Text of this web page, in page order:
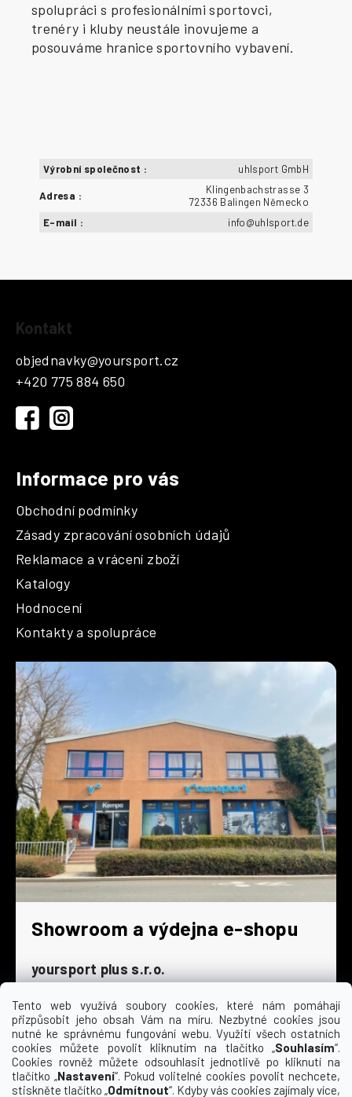
Tento web využívá soubory cookies, které nám pomáhají
přizpůsobit jeho obsah Vám na míru. Nezbytné cookies jsou
nutné ke správnému fungování webu. Využití všech ostatních
cookies můžete povolit kliknutím na tlačítko „Souhlasím“.
Cookies rovněž můžete odsouhlasit jednotlivě po kliknutí na
tlačítko „Nastavení“. Pokud volitelné cookies povolit nechcete,
stiskněte tlačítko „Odmítnout“. Kdyby vás cookies zajímaly více,
spolupráci s profesionálními sportovci,
trenéry i kluby neustále inovujeme a
posouváme hranice sportovního vybavení.
Výrobní společnost : uhlsport GmbH
Adresa :
Klingenbachstrasse 3
72336 Balingen Německo
E-mail : info@uhlsport.de
Kontakt
objednavky@yoursport.cz
+420 775 884 650
Informace pro vás
Obchodní podmínky
Zásady zpracování osobních údajů
Reklamace a vrácení zboží
Katalogy
Hodnocení
Kontakty a spolupráce
Showroom a výdejna e-shopu
yoursport plus s.r.o.
Dyjská 845/4
196 00 Praha 9 - Čakovice
Po - Čt
9:00 - 16:30
Pá
9:00 - 15:30
So
zavřeno
Ne
zavřeno